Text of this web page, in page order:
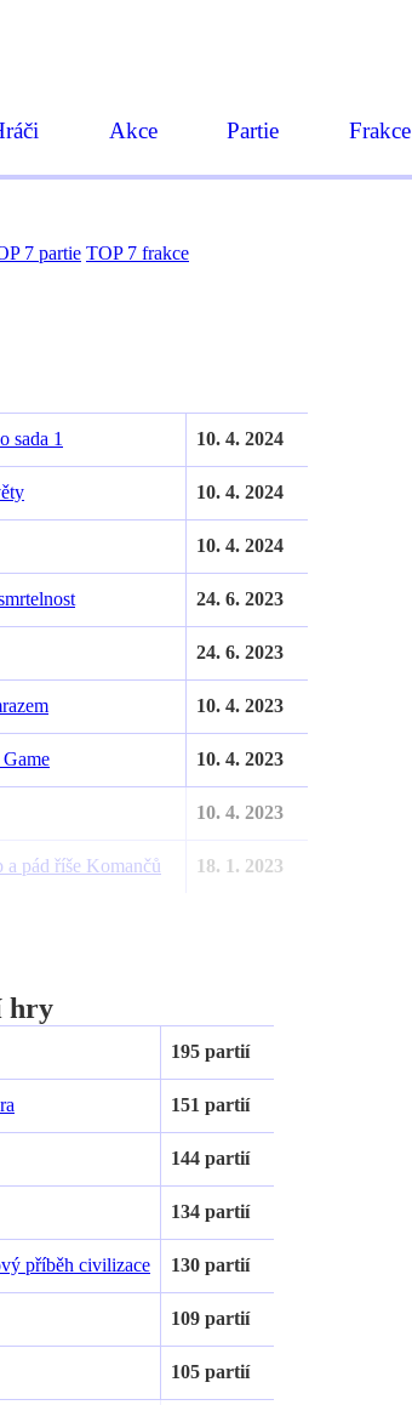
Akce Partie Frakce
7 partie TOP 7 frakce
sada 1 10. 4. 2024
10. 4. 2024
10. 4. 2024
24. 6. 2023
24. 6. 2023
10. 4. 2023
10. 4. 2023
10. 4. 2023
a pád říše Komančů 18. 1. 2023
hry
195 partií
151 partií
144 partií
134 partií
příběh civilizace 130 partií
109 partií
105 partií